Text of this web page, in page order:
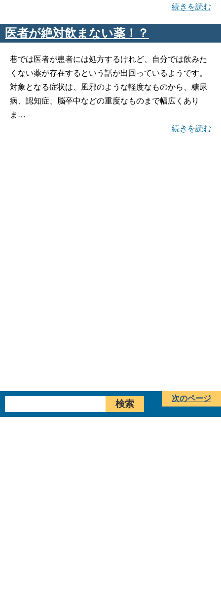
続きを読む
医者が絶対飲まない薬！？
巷では医者が患者には処方するけれど、自分では飲みた
くない薬が存在するという話が出回っているようです。
対象となる症状は、風邪のような軽度なものから、糖尿
病、認知症、脳卒中などの重度なものまで幅広くあり
ま…
続きを読む
次のページ